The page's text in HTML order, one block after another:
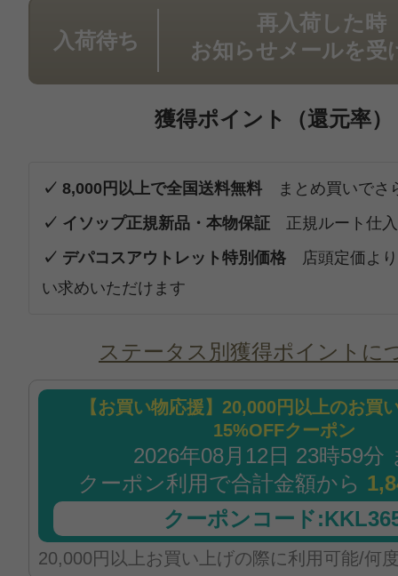
入荷待ち
再入荷した時
お知らせメールを受
獲得ポイント（還元率）
✓ 8,000円以上で全国送料無料 まとめ買いでさ
✓ イソップ正規新品・本物保証 正規ルート仕
✓ デパコスアウトレット特別価格 店頭定価よ
い求めいただけます
ステータス別獲得ポイントに
【お買い物応援】20,000円以上のお買
15%OFFクーポン
2026年08月12日 23時59分
クーポン利用で合計金額から
クーポンコード
20,000円以上お買い上げの際に利用可能/何